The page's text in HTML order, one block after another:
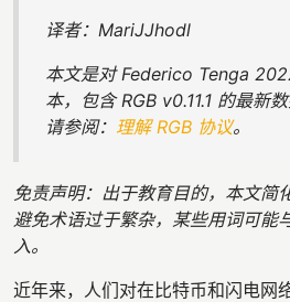
译者：MariJJhodl
本文是对 Federico Tenga
本，包含 RGB v0.11.1 的最新
请参阅： 理解 RGB 协议。
免责声明：出于教育目的，本文简
避免术语过于繁杂，某些用词可能
入。
近年来，人们对在比特币和闪电网